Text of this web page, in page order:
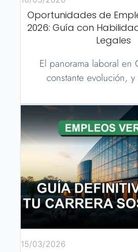
Oportunidades de
2026: Guía con
Legales
El panorama laboral en
constante evolución,
15/03/2026